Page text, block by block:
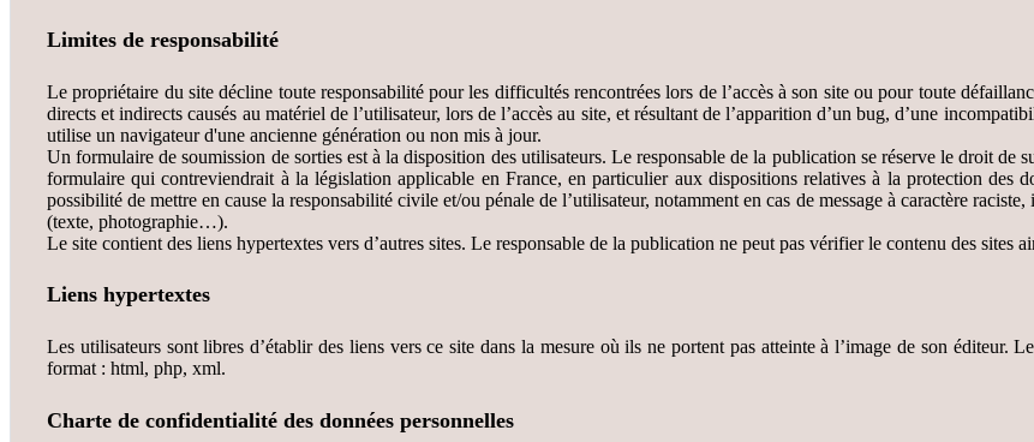
Limites de responsabilité
Le propriétaire du site décline toute responsabilité pour les difficultés rencontrées lors de l’accès à son site ou pour toute
directs et indirects causés au matériel de l’utilisateur, lors de l’accès au site, et résultant de l’apparition d’un bug, d’une
utilise un navigateur d'une ancienne génération ou non mis à jour.
Un formulaire de soumission de sorties est à la disposition des utilisateurs. Le responsable de la publication se réserve le droit de
formulaire qui contreviendrait à la législation applicable en France, en particulier aux dispositions relatives à la protection des
possibilité de mettre en cause la responsabilité civile et/ou pénale de l’utilisateur, notamment en cas de message à caractère
(texte, photographie…).
Le site contient des liens hypertextes vers d’autres sites. Le responsable de la publication ne peut pas vérifier le contenu des sites
Liens hypertextes
Les utilisateurs sont libres d’établir des liens vers ce site dans la mesure où ils ne portent pas atteinte à l’image de son éditeur.
format : html, php, xml.
Charte de confidentialité des données personnelles